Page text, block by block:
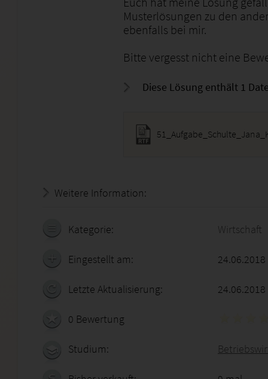
Musterlösungen zu den
ebenfalls bei mir.
Bitte vergesst nicht eine
Diese Lösung enthält 1
Weitere Information:
Kategorie: Wirtschaft
Eingestellt am:
Letzte Aktualisierung: 24.06.2018
0 Bewertung
Studium: